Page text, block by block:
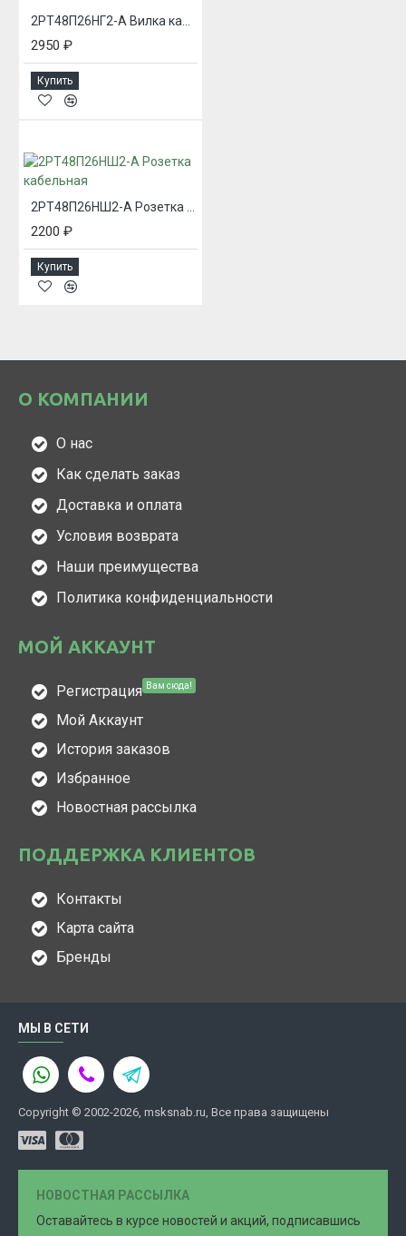
2РТ48П26НГ2-А Вилка кабельная
2950 ₽
Купить
2РТ48П26НШ2-А Розетка кабельная
2200 ₽
Купить
О КОМПАНИИ
О нас
Как сделать заказ
Доставка и оплата
Условия возврата
Наши преимущества
Политика конфиденциальности
МОЙ АККАУНТ
Регистрация Вам сюда!
Мой Аккаунт
История заказов
Избранное
Новостная рассылка
ПОДДЕРЖКА КЛИЕНТОВ
Контакты
Карта сайта
Бренды
МЫ В СЕТИ
Copyright © 2002-2026, msksnab.ru, Все права защищены
НОВОСТНАЯ РАССЫЛКА
Оставайтесь в курсе новостей и акций, подписавшись